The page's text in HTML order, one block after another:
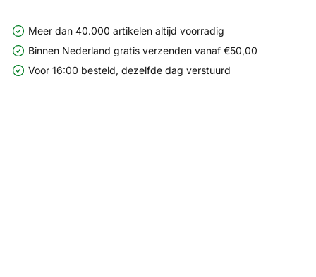
Meer dan 40.000 artikelen altijd voorradig
Binnen Nederland gratis verzenden vanaf €50,00
Voor 16:00 besteld, dezelfde dag verstuurd